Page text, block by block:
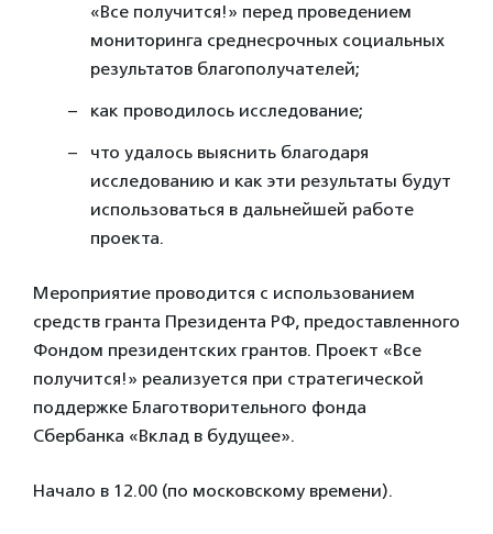
«Все получится!» перед проведением
мониторинга среднесрочных социальных
результатов благополучателей;
как проводилось исследование;
что удалось выяснить благодаря
исследованию и как эти результаты будут
использоваться в дальнейшей работе
проекта.
Мероприятие проводится с использованием
средств гранта Президента РФ, предоставленного
Фондом президентских грантов. Проект «Все
получится!» реализуется при стратегической
поддержке Благотворительного фонда
Сбербанка «Вклад в будущее».
Начало в 12.00 (по московскому времени).